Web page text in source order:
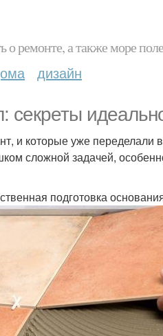
о ремонте, а также море
дизайн
секреты
и которые уже
сложной задачей,
подготовка